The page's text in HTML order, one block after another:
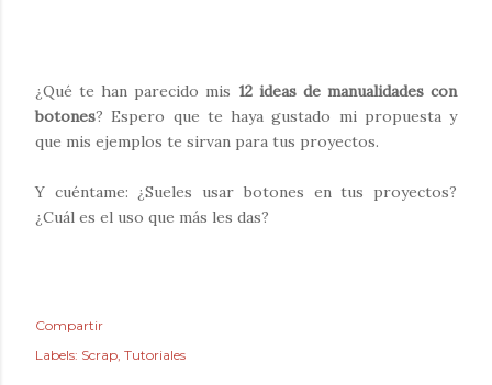
¿Qué te han parecido mis 12 ideas de manualidades con
botones? Espero que te haya gustado mi propuesta y
que mis ejemplos te sirvan para tus proyectos.
Y cuéntame: ¿Sueles usar botones en tus proyectos?
¿Cuál es el uso que más les das?
Compartir
Labels: Scrap Tutoriales